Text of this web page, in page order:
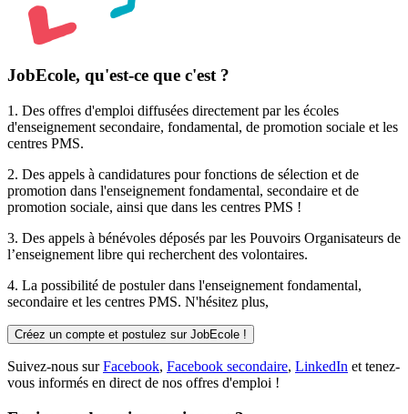
JobEcole, qu'est-ce que c'est ?
1. Des offres d'emploi diffusées directement par les écoles
d'enseignement secondaire, fondamental, de promotion sociale et les
centres PMS.
2. Des appels à candidatures pour fonctions de sélection et de
promotion dans l'enseignement fondamental, secondaire et de
promotion sociale, ainsi que dans les centres PMS !
3. Des appels à bénévoles déposés par les Pouvoirs Organisateurs de
l’enseignement libre qui recherchent des volontaires.
4. La possibilité de postulerdans l'enseignement fondamental,
secondaire et les centres PMS. N'hésitez plus,
Créez un compte et postulez sur JobEcole !
Suivez-nous surFacebook, Facebook secondaire, LinkedIn et tenez-
vous informés en direct de nos offres d'emploi !